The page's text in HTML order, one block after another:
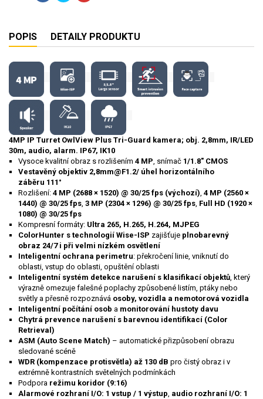
POPIS DETAILY PRODUKTU
4MP IP Turret OwlView Plus Tri-Guard kamera; obj. 2,8mm, IR/LED
30m, audio, alarm. IP67, IK10
Vysoce kvalitní obraz s rozlišením 4 MP, snímač 1/1.8" CMOS
Vestavěný objektiv 2,8mm@F1.2/ úhel horizontálního
záběru 111°
Rozlišení: 4 MP (2688 × 1520) @ 30/25 fps (výchozí), 4 MP (2560 ×
1440) @ 30/25 fps, 3 MP (2304 × 1296) @ 30/25 fps, Full HD (1920 ×
1080) @ 30/25 fps
Kompresní formáty: Ultra 265, H.265, H.264, MJPEG
ColorHunter s technologií Wise-ISP zajišťuje plnobarevný
obraz 24/7 i při velmi nízkém osvětlení
Inteligentní ochrana perimetru: překročení linie, vniknutí do
oblasti, vstup do oblasti, opuštění oblasti
Inteligentní systém detekce narušení s klasifikací objektů, který
výrazně omezuje falešné poplachy způsobené listím, ptáky nebo
světly a přesně rozpoznává osoby, vozidla a nemotorová vozidla
Inteligentní počítání osob a monitorování hustoty davu
Chytrá prevence narušení s barevnou identifikací (Color
Retrieval)
ASM (Auto Scene Match) – automatické přizpůsobení obrazu
sledované scéně
WDR (kompenzace protisvětla) až 130 dB pro čistý obraz i v
extrémně kontrastních světelných podmínkách
Podpora režimu koridor (9:16)
Alarmové rozhraní I/O: 1 vstup / 1 výstup, audio rozhraní I/O: 1